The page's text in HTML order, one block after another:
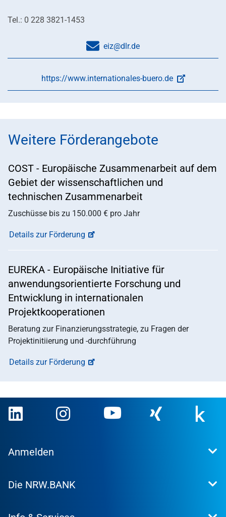
Tel.: 0 228 3821-1453
eiz@dlr.de
https://www.internationales-buero.de
Weitere Förderangebote
COST - Europäische Zusammenarbeit auf dem
Gebiet der wissenschaftlichen und
technischen Zusammenarbeit
Zuschüsse bis zu 150.000 € pro Jahr
Details zur Förderung
EUREKA - Europäische Initiative für
anwendungsorientierte Forschung und
Entwicklung in internationalen
Projektkooperationen
Beratung zur Finanzierungsstrategie, zu Fragen der
Projektinitiierung und -durchführung
Details zur Förderung
Anmelden
Kundenportal
Die NRW.BANK